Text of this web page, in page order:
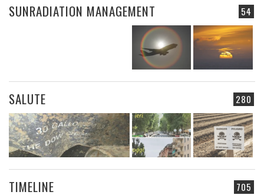
54
SUNRADIATION MANAGEMENT
280
SALUTE
705
TIMELINE